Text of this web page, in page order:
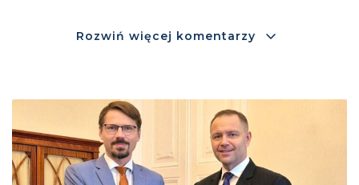
Rozwiń więcej komentarzy